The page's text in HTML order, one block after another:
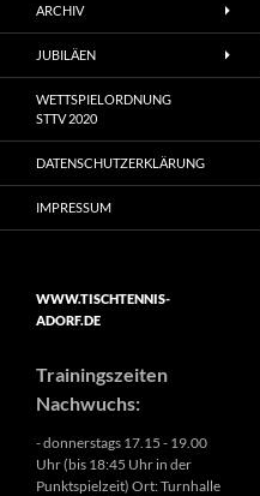
ARCHIV
JUBILÄEN
WETTSPIELORDNUNG
STTV 2020
DATENSCHUTZERKLÄRUNG
IMPRESSUM
WWW.TISCHTENNIS-
ADORF.DE
Trainingszeiten
Nachwuchs:
- donnerstags 17.15 - 19.00
Uhr (bis 18:45 Uhr in der
Punktspielzeit) Ort: Turnhalle